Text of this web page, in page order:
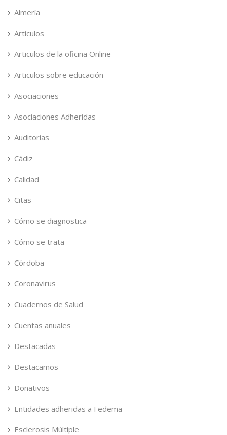
Almería
Artículos
Articulos de la oficina Online
Articulos sobre educación
Asociaciones
Asociaciones Adheridas
Auditorías
Cádiz
Calidad
Citas
Cómo se diagnostica
Cómo se trata
Córdoba
Coronavirus
Cuadernos de Salud
Cuentas anuales
Destacadas
Destacamos
Donativos
Entidades adheridas a Fedema
Esclerosis Múltiple